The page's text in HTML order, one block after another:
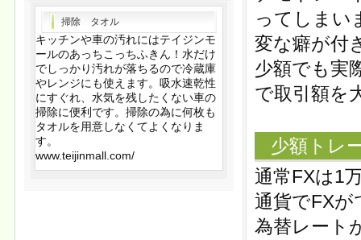
ってしまい
変な癖が付
少額でも実
で取引額を
少額トレ
通常FXは1
通貨でFXが
為替レート
掃除 タオル
キッチンや車の汚れにはテイジンモ
ールのあっちこっちふきん！水だけ
でしっかり汚れが落ちるので冷蔵庫
やレンジにも使えます。吸水速乾性
にすぐれ、水気を残したくない車の
掃除に便利です。掃除の為に何枚も
タオルを用意しなくてよくなりま
す。
www.teijinmall.com/